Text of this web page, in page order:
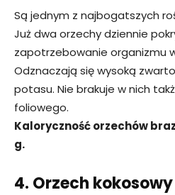
Są jednym z najbogatszych
Już dwa orzechy dziennie
zapotrzebowanie organizmu
Odznaczają się wysoką
potasu. Nie brakuje w nich
foliowego.
Kaloryczność orzechów
g.
4. Orzech kokosowy